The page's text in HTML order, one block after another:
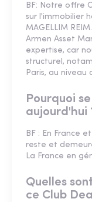
BF: Notre offre
sur l'immobilier
MAGELLIM
Armen Asset
expertise, car
structurel,
Paris, au niveau
Pourquoi
aujourd'hui
BF : En France
reste et
La France en
Quelles
ce Club